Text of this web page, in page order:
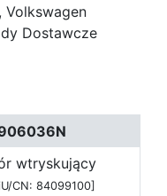
Volkswagen
Dostawcze
wtryskujący
CN: 84099100]